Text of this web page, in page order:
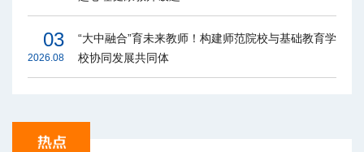
03
2026.08
“大中融合”育未来教师！构建师范院校与基础教育学
校协同发展共同体